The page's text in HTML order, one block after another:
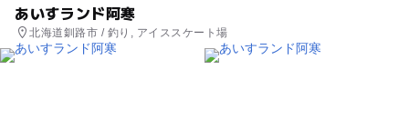
あいすランド阿寒
北海道釧路市 / 釣り, アイススケート場